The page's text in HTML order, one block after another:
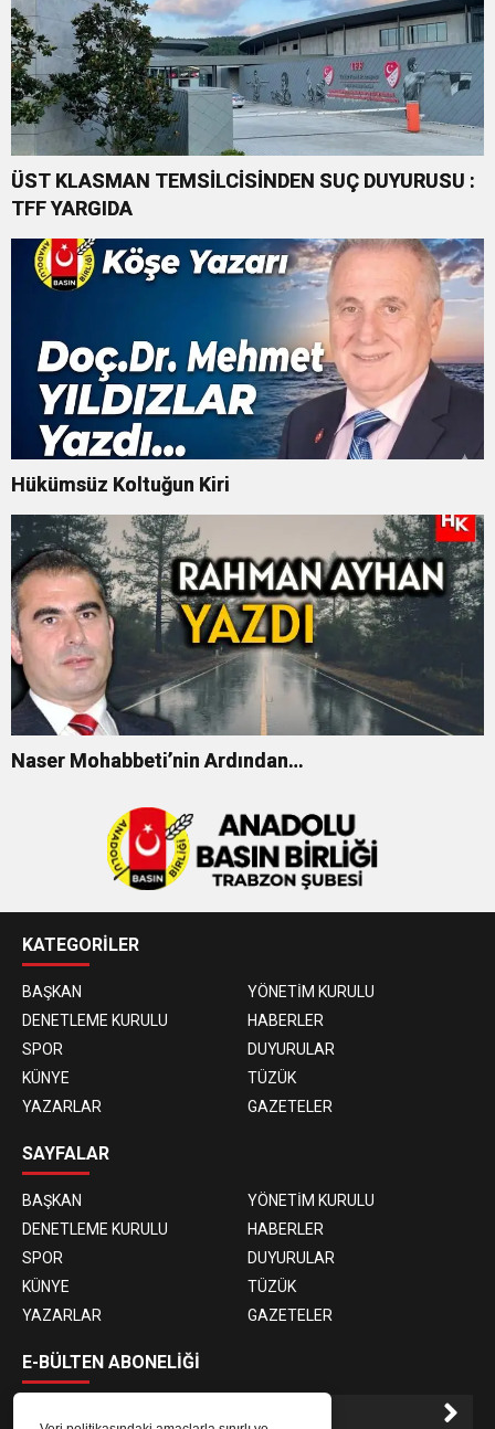
ÜST KLASMAN TEMSİLCİSİNDEN SUÇ DUYURUSU :
TFF YARGIDA
Hükümsüz Koltuğun Kiri
Naser Mohabbeti’nin Ardından…
KATEGORİLER
BAŞKAN
YÖNETİM KURULU
DENETLEME KURULU
HABERLER
SPOR
DUYURULAR
KÜNYE
TÜZÜK
YAZARLAR
GAZETELER
SAYFALAR
BAŞKAN
YÖNETİM KURULU
DENETLEME KURULU
HABERLER
SPOR
DUYURULAR
KÜNYE
TÜZÜK
YAZARLAR
GAZETELER
E-BÜLTEN ABONELİĞİ